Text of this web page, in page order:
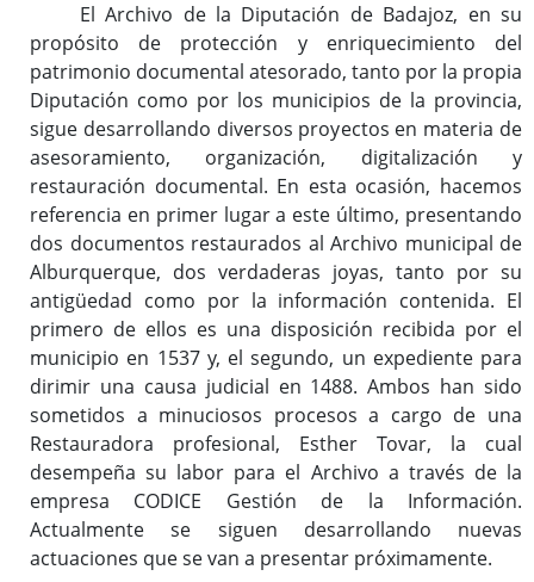
Recursos
Enlaces de interés
Asistencia Técnica a Archivos Municipales
Documento del Mes
Exposiciones
Formación y colaboración con la Facultad de Ciencias de la
Documentación y la Comunicación de la Uex
Visitas en grupo
Otras Actividades
Archivo de la Diputación Provincial de Badajoz (ISDIAH)
Guía del Archivo de la Diputación Provincial de Badajoz
(ISAD-G)
Fondos documentales
Cuadro de Clasificación
El Archivo de la Diputación de Badajoz, en su
propósito de protección y enriquecimiento del
patrimonio documental atesorado, tanto por la propia
Diputación como por los municipios de la provincia,
sigue desarrollando diversos proyectos en materia de
asesoramiento, organización, digitalización y
restauración documental. En esta ocasión, hacemos
referencia en primer lugar a este último, presentando
dos documentos restaurados al Archivo municipal de
Alburquerque, dos verdaderas joyas, tanto por su
antigüedad como por la información contenida. El
primero de ellos es una disposición recibida por el
municipio en 1537 y, el segundo, un expediente para
dirimir una causa judicial en 1488. Ambos han sido
sometidos a minuciosos procesos a cargo de una
Restauradora profesional, Esther Tovar, la cual
desempeña su labor para el Archivo a través de la
empresa CODICE Gestión de la Información.
Actualmente se siguen desarrollando nuevas
actuaciones que se van a presentar próximamente.